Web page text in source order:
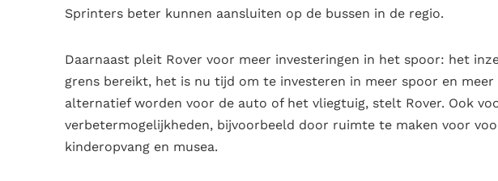
Sprinters beter kunnen aansluiten op de bussen in de regio.
Daarnaast pleit Rover voor meer investeringen in het spoor: het
grens bereikt, het is nu tijd om te investeren in meer spoor en
alternatief worden voor de auto of het vliegtuig, stelt Rover. Ook
verbetermogelijkheden, bijvoorbeeld door ruimte te maken voor
kinderopvang en musea.